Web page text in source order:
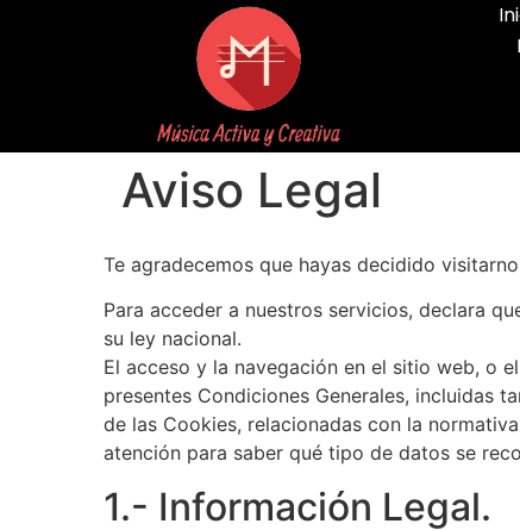
Aviso Legal
Te agradecemos que hayas decidido
Para acceder a nuestros servicios, declara
su ley nacional.
El acceso y la navegación en el sitio web, o
presentes Condiciones Generales, incluidas
de las Cookies, relacionadas con la
atención para saber qué tipo de datos se
1.- Información Legal.